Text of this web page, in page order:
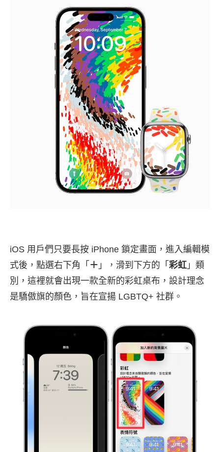
iOS 用戶們只要長按 iPhone 鎖定畫面，進入編輯模
式後，點選右下角「 ＋ 」，滑到下方的「 彩虹 」類
別，這裡就會出現一款全新的彩虹桌布，設計理念
是驕傲旗的顏色，旨在宣揚 LGBTQ+ 社群。